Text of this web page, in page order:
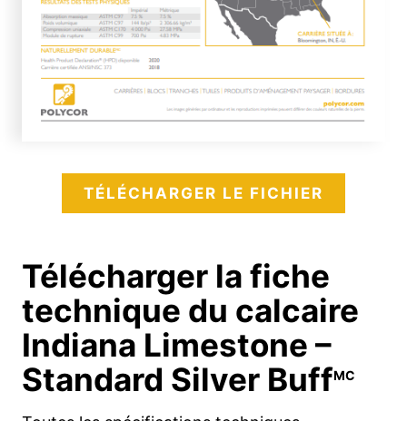
TÉLÉCHARGER LE FICHIER
Télécharger la fiche
technique du calcaire
Indiana Limestone –
Standard Silver BuffMC